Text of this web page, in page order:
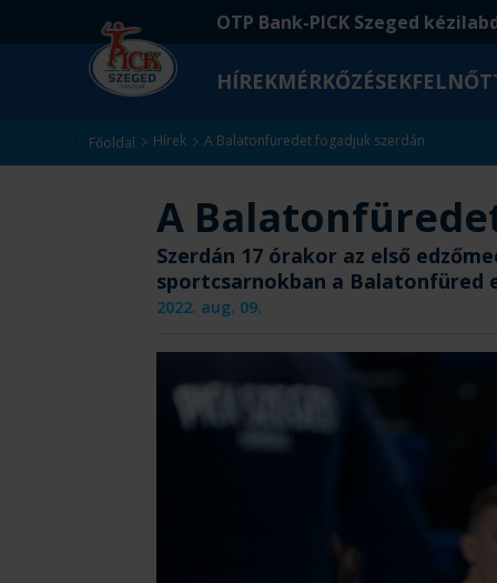
OTP Bank-PICK Szeged
HÍREKMÉRKŐZÉSEK
Főoldal Hírek A Balatonfüredet fogadjuk szerdán
A
Szerdán 17 órakor az első
sportcsarnokban a
2022. aug. 09.